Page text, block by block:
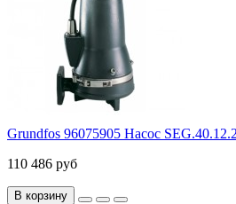
Grundfos 96075905 Насос
110 486 руб
В корзину